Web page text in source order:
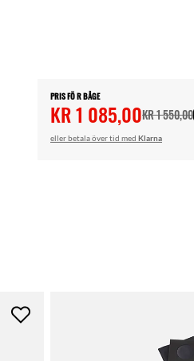
PRIS FÖ R BÅGE
KR 1 085,00KR 1 550,00
eller betala över tid med Klarna